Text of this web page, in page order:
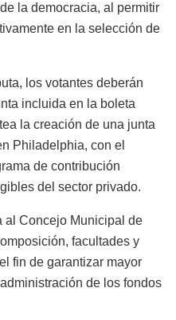
la democracia, al permitir
en la selección de
los votantes deberán
incluida en la boleta
la creación de una junta
Philadelphia, con el
de contribución
del sector privado.
al Concejo Municipal de
facultades y
fin de garantizar mayor
de los fondos